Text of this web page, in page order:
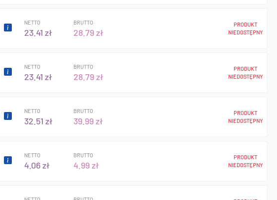
NETTO
23.41 zł
BRUTTO
28.79 zł
PRODUKT
NIEDOSTĘPNY
NETTO
23.41 zł
BRUTTO
28.79 zł
PRODUKT
NIEDOSTĘPNY
NETTO
32.51 zł
BRUTTO
39.99 zł
PRODUKT
NIEDOSTĘPNY
NETTO
4.06 zł
BRUTTO
4.99 zł
PRODUKT
NIEDOSTĘPNY